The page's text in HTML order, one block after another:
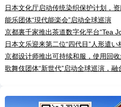
日本文化厅启动传统染织保护计划，
能乐团体“現代能楽会”启动全球巡演
京都裏千家推出茶道数字化平台“Tea
日本文乐迎来第二位“四代目”人形遣い
京都设计师推出可持续和服，使用回
歌舞伎团体“新世代”启动全球巡演，